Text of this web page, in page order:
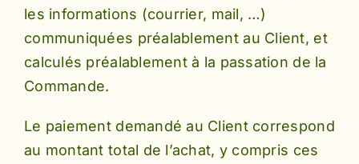
les informations (courrier, mail, …)
communiquées préalablement au Client, et
calculés préalablement à la passation de la
Commande.
Le paiement demandé au Client correspond
au montant total de l’achat, y compris ces